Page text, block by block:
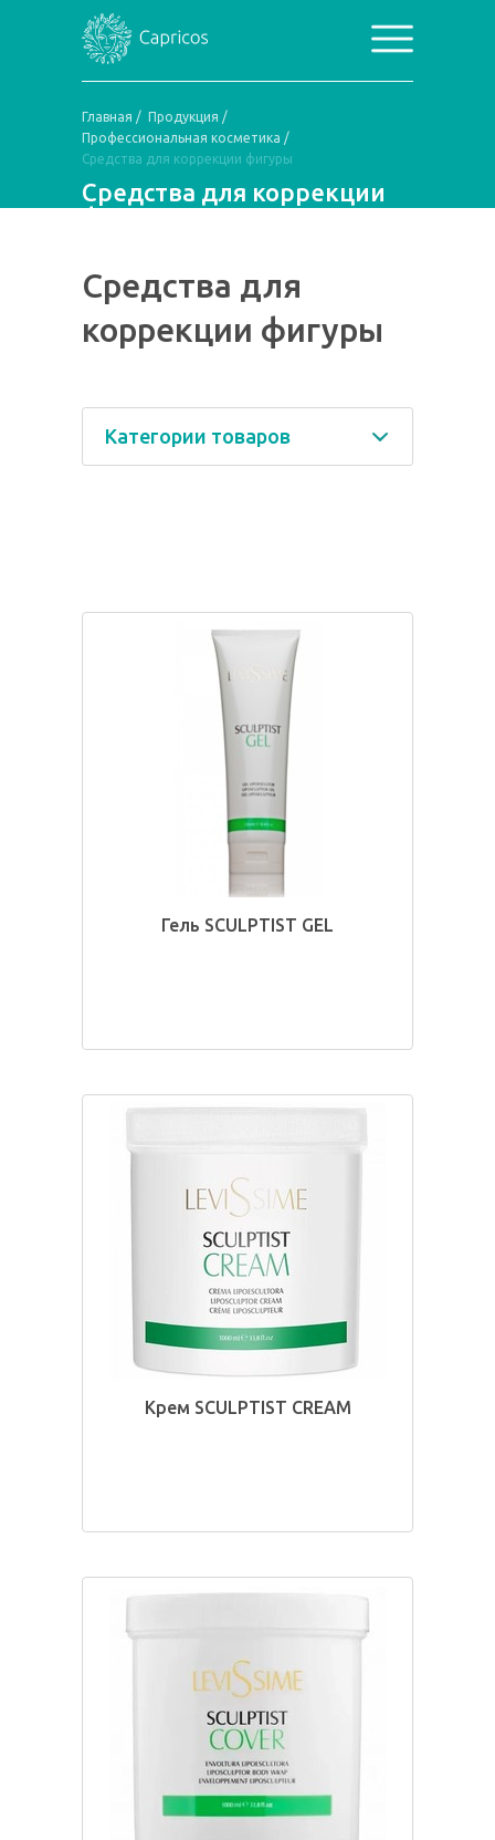
Главная / Продукция /
Профессиональная косметика /
Средства для коррекции фигуры
Средства для коррекции
фигуры
Средства для
коррекции фигуры
Категории товаров
Гель SCULPTIST GEL
Крем SCULPTIST CREAM